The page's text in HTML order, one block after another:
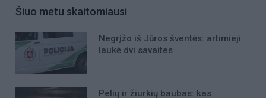
Šiuo metu skaitomiausi
Negrįžo iš Jūros šventės: artimieji
laukė dvi savaites
Pelių ir žiurkių baubas: kas